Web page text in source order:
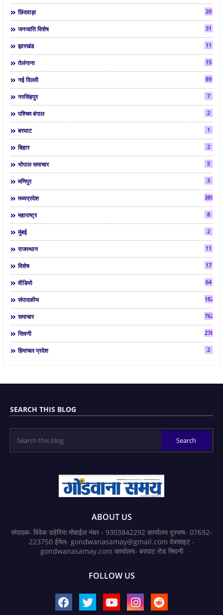
छिंदवाड़ा 20
जनजाति विशेष 31
झारखंड 11
तेलंगाना 15
नई दिल्ली 89
नरसिंहपुर 7
पश्चिम बंगाल 2
बरघाट 1
बिहार 2
भोपाल समाचार 5
मणिपुर 3
मध्यप्रदेश 3892
महाराष्ट्र 8
मुंबई 2
राजस्थान 11
विशेष 17
वीडियो 64
संपादकीय 182
समाचार 7624
सिवनी 2763
हिमाचल प्रदेश 2
SEARCH THIS BLOG
ABOUT US
संपादक- विवेक डहेरिया मोबाईल नंबर - 9303842292 कार्यालय दूरभाष- 07692-
223750 ईमेल- gondwanasamay@gmail.com वेबसाइट -
gondwanasamay.com कार्यालय- बरघाट रोड सिवनी
FOLLOW US